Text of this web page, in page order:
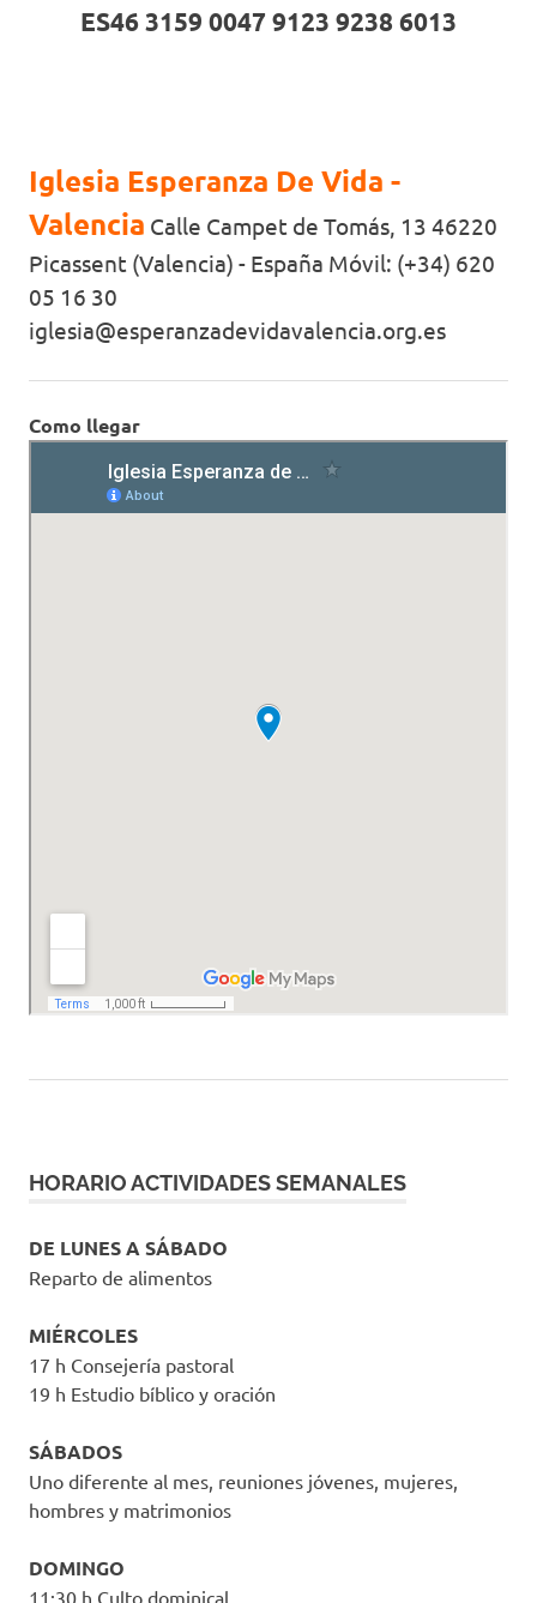
ES46 3159 0047 9123 9238 6013
Iglesia Esperanza De Vida -
Valencia Calle Campet de Tomás, 13 46220
Picassent (Valencia) - España Móvil: (+34) 620
05 16 30
iglesia@esperanzadevidavalencia.org.es
Como llegar
HORARIO ACTIVIDADES SEMANALES
DE LUNES A SÁBADO
Reparto de alimentos
MIÉRCOLES
17 h Consejería pastoral
19 h Estudio bíblico y oración
SÁBADOS
Uno diferente al mes, reuniones jóvenes, mujeres,
hombres y matrimonios
DOMINGO
11:30 h Culto dominical